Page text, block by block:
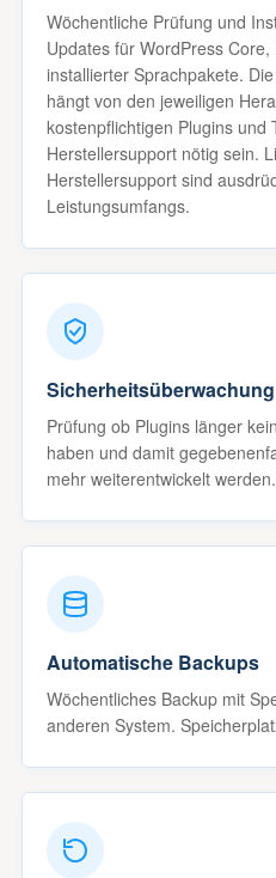
Wöchentliche Prüfung und
Updates für WordPress
installierter Sprachpakete.
hängt von den jeweiligen
kostenpflichtigen Plugins und
Herstellersupport nötig sein.
Herstellersupport sind
Leistungsumfangs.
Sicherheitsüberwachung
Prüfung ob Plugins länger
haben und damit
mehr weiterentwickelt werden.
Automatische Backups
Wöchentliches Backup mit
anderen System.